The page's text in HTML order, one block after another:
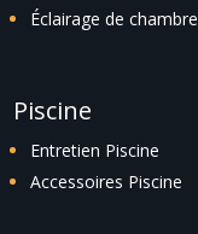
Éclairage de chambre
Piscine
Entretien Piscine
Accessoires Piscine